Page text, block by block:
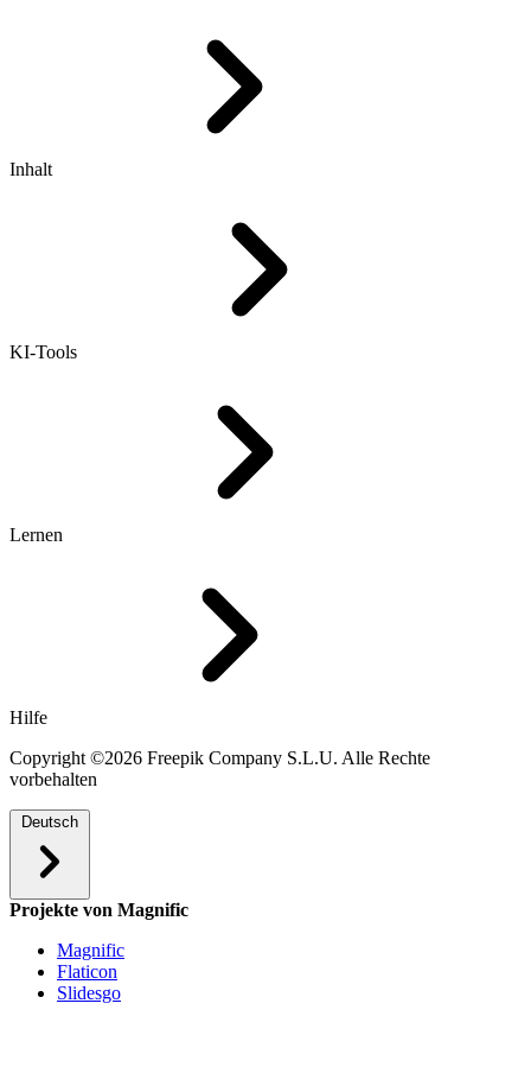
Inhalt
KI-Tools
Lernen
Hilfe
Copyright ©2026 Freepik Company S.L.U. Alle Rechte
vorbehalten
Deutsch
Projekte von Magnific
Magnific
Flaticon
Slidesgo